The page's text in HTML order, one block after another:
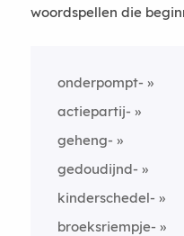
woordspellen die
onderpompt-
actiepartij-
geheng-
gedoudijnd-
kinderschedel-
broeksriempje-